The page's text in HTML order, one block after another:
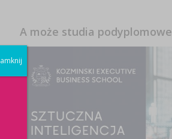
A może studia podyplomowe